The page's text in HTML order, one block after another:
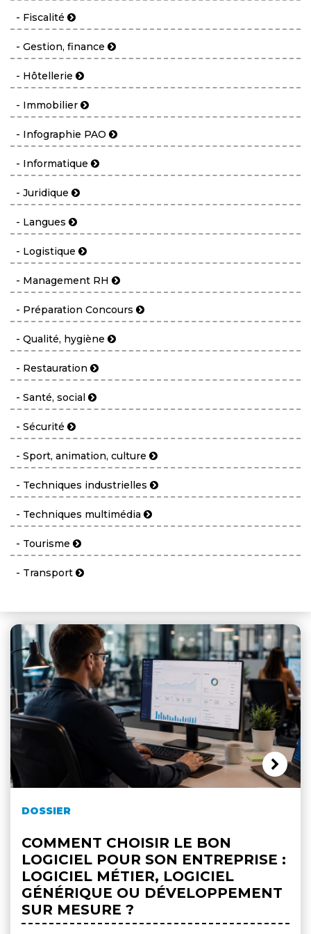
- Fiscalité
- Gestion, finance
- Hôtellerie
- Immobilier
- Infographie PAO
- Informatique
- Juridique
- Langues
- Logistique
- Management RH
- Préparation Concours
- Qualité, hygiène
- Restauration
- Santé, social
- Sécurité
- Sport, animation, culture
- Techniques industrielles
- Techniques multimédia
- Tourisme
- Transport
DOSSIER
COMMENT CHOISIR LE BON
LOGICIEL POUR SON ENTREPRISE :
LOGICIEL MÉTIER, LOGICIEL
GÉNÉRIQUE OU DÉVELOPPEMENT
SUR MESURE ?